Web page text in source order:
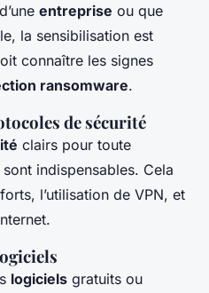
entreprise ou que
la sensibilisation est
connaître les signes
ransomware.
de sécurité
clairs pour toute
sont indispensables. Cela
l’utilisation de VPN, et
logiciels gratuits ou